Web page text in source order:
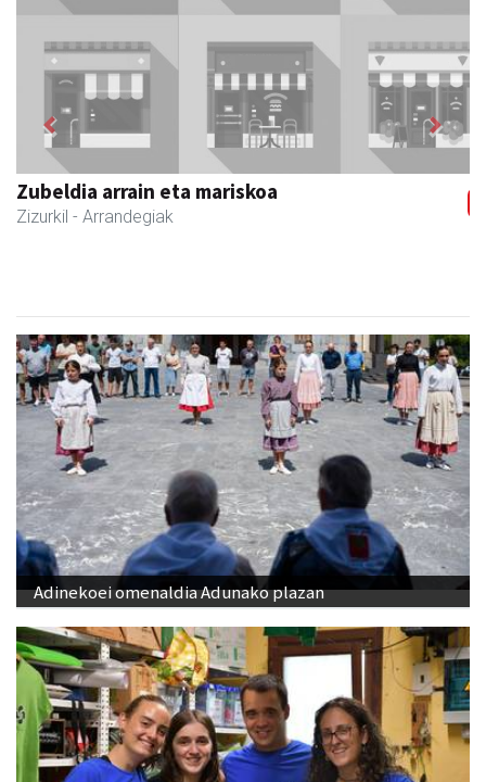
Zizurkilgo Udala
Zizurkil - Udaletxeak
Previous Next
Adinekoei omenaldia Adunako plazan